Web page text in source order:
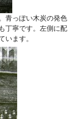
青っぽい木炭の発色
丁寧です。左側に配
います。